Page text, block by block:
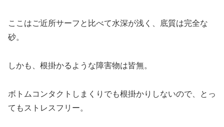
ここはご近所サーフと比べて水深が浅く、底質は完全な
砂。
しかも、根掛かるような障害物は皆無。
ボトムコンタクトしまくりでも根掛かりしないので、とっ
てもストレスフリー。